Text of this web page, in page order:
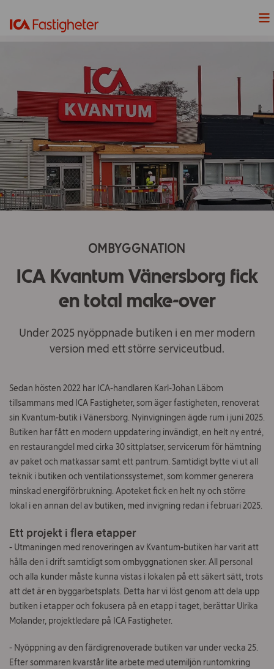
Våra fastigheter
Lediga Lokaler
Hållbarhet
ICAs fyra butiksformat
Om ICA Fastigheter
Jobba hos oss
söker
du?
OMBYGGNATION
ICA Kvantum Vänersborg fick
en total make-over
Under 2025 nyöppnade butiken i en mer modern
version med ett större serviceutbud.
Sedan hösten 2022 har ICA-handlaren Karl-Johan Läbom
tillsammans med ICA Fastigheter, som äger fastigheten, renoverat
sin Kvantum-butik i Vänersborg. Nyinvigningen ägde rum i juni 2025.
Butiken har fått en modern uppdatering invändigt, en helt ny entré,
en restaurangdel med cirka 30 sittplatser, servicerum för hämtning
av paket och matkassar samt ett pantrum. Samtidigt bytte vi ut all
teknik i butiken och ventilationssystemet, som kommer generera
minskad energiförbrukning. Apoteket fick en helt ny och större
lokal i en annan del av butiken, med invigning redan i februari 2025.
Ett projekt i flera etapper
- Utmaningen med renoveringen av Kvantum-butiken har varit att
hålla den i drift samtidigt som ombyggnationen sker. All personal
och alla kunder måste kunna vistas i lokalen på ett säkert sätt, trots
att det är en byggarbetsplats. Detta har vi löst genom att dela upp
butiken i etapper och fokusera på en etapp i taget, berättar Ulrika
Molander, projektledare på ICA Fastigheter.
- Nyöppning av den färdigrenoverade butiken var under vecka 25.
Efter sommaren kvarstår lite arbete med utemiljön runtomkring